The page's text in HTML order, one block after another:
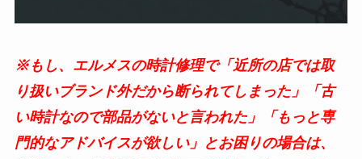
※もし、エルメスの時計修理で「近所の店では取
り扱いブランド外だから断られてしまった」「古
い時計なので部品がないと言われた」「もっと専
門的なアドバイスが欲しい」とお困りの場合は、